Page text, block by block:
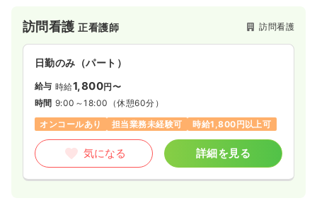
訪問看護正看護師 訪問看護
日勤のみ（パート）
給与 時給1,800円〜
時間 9:00～18:00 （休憩60分）
オンコールあり
担当業務未経験可 時給1,800円以上可
気になる 詳細を見る